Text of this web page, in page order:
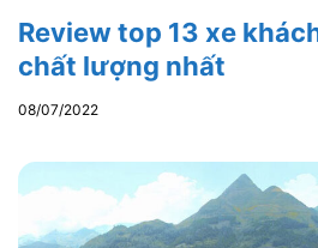
Review top 13 xe
chất lượng nhất
08/07/2022